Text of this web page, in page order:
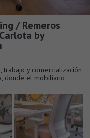
/ Remeros
by
trabajo y comercialización
donde el mobiliario